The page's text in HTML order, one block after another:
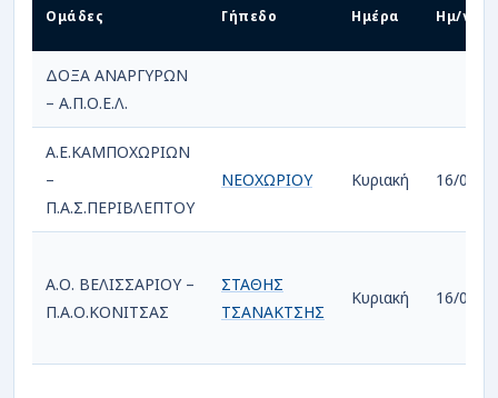
Ομάδες Γήπεδο Ημέρα Ημ/νία
ΔΟΞΑ ΑΝΑΡΓΥΡΩΝ
– Α.Π.Ο.Ε.Λ.
Α.Ε.ΚΑΜΠΟΧΩΡΙΩΝ
–
Π.Α.Σ.ΠΕΡΙΒΛΕΠΤΟΥ
ΝΕΟΧΩΡΙΟΥ Κυριακή 16/02/
Α.Ο. ΒΕΛΙΣΣΑΡΙΟΥ –
Π.Α.Ο.ΚΟΝΙΤΣΑΣ
ΣΤΑΘΗΣ
ΤΣΑΝΑΚΤΣΗΣ
Κυριακή 16/02/